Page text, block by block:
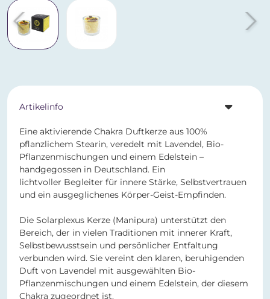
Artikelinfo
Eine aktivierende Chakra Duftkerze aus 100%
pflanzlichem Stearin, veredelt mit Lavendel, Bio-
Pflanzenmischungen und einem Edelstein –
handgegossen in Deutschland. Ein
lichtvoller Begleiter für innere Stärke, Selbstvertrauen
und ein ausgeglichenes Körper-Geist-Empfinden.
Die Solarplexus Kerze (Manipura) unterstützt den
Bereich, der in vielen Traditionen mit innerer Kraft,
Selbstbewusstsein und persönlicher Entfaltung
verbunden wird. Sie vereint den klaren, beruhigenden
Duft von Lavendel mit ausgewählten Bio-
Pflanzenmischungen und einem Edelstein, der diesem
Chakra zugeordnet ist.